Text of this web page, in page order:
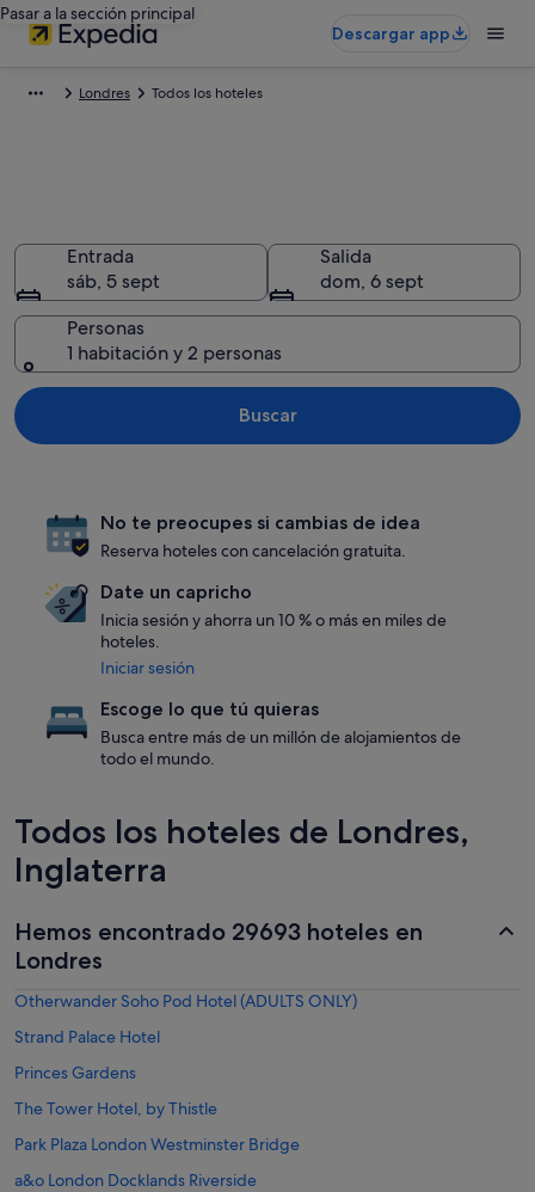
Pasar a la sección principal
Descargar app
Londres Todos los hoteles
Entrada
sáb, 5 sept
Salida
dom, 6 sept
Personas
1 habitación y 2 personas
Buscar
No te preocupes si cambias de idea
Reserva hoteles con cancelación gratuita.
Date un capricho
Inicia sesión y ahorra un 10 % o más en miles de
hoteles.
Iniciar sesión
Escoge lo que tú quieras
Busca entre más de un millón de alojamientos de
todo el mundo.
Todos los hoteles de Londres,
Inglaterra
Hemos encontrado 29693 hoteles en
Londres
Otherwander Soho Pod Hotel (ADULTS ONLY)
Strand Palace Hotel
Princes Gardens
The Tower Hotel, by Thistle
Park Plaza London Westminster Bridge
a&o London Docklands Riverside